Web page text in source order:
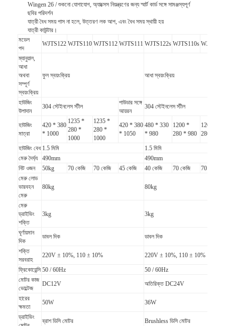
বাড়ি
পণ্য
ভিডিও
Wingen 26 / শুকনো যোগাযোগ, অ্যাক্সেস নিয়ন্ত্রণের জন্য স্মার্ট কার্ড সঙ্গে সামঞ্জস্যপূর্ণ
ছবির পরিদর্শন
যাত্রী বৈধ সময় পাস না হলে, উত্তরণ লক আপ, এবং বৈধ সময় স্থায়ী হয়
যাত্রী কাউন্টার।
মডেল
পদ
WJTS122 WJTS110 WJTS112 WJTS111 WJTS122s WJTS110s
ম্যানুয়াল,
আধা
অথবা
সম্পূর্ণ
স্বয়ংক্রিয়
ফুল স্বয়ংক্রিয় আধা স্বয়ংক্রিয়
হাউজিং
উপাদান
304 স্টেইনলেস স্টীল
পাউডার সঙ্গে
আয়রন
304 স্টেইনলেস স্টীল
হাউজিং
মাত্রা
420 * 380
* 1000
1235 *
280 *
1000
1235 *
280 *
1000
420 * 380
* 1050
480 * 330
* 980
1200 *
280 * 980
1200 *
280 * 980
হাউজিং বেধ 1.5 মিমি
1.5 মিমি
মেরু দৈর্ঘ্য
490mm
490mm
নিট ওজন
50kg 70 কেজি 70 কেজি 45 কেজি 40 কেজি 70 কেজি
70 কেজি
মেরু লোড
ভারবহন
মেরু
80kg 80kg
মেরু
ড্রাইভিং
শক্তি
3kg 3kg
ঘূর্ণায়মান
দিক
ডাবল দিক ডাবল দিক
শক্তি
সরবরাহ
220V ± 10%, 110 ± 10% 220V ± 10%, 110 ± 10%
ফ্রিকোয়েন্সি 50 / 60Hz
50 / 60Hz
মোটর কাজ
ভোল্টেজ
DC12V অতিরিক্ত DC24V
হারের
ক্ষমতা
50W 36W
ড্রাইভিং
ব্রাশ ডিসি মোটর Brushless ডিসি মোটর